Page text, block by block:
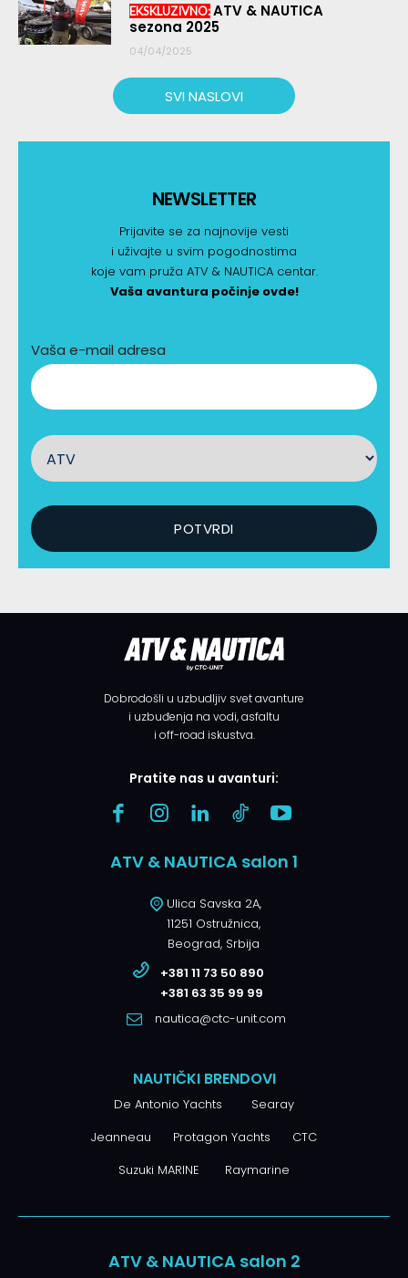
ATV & NAUTICA
sezona 2025
04/04/2025
SVI NASLOVI
NEWSLETTER
Prijavite se za najnovije vesti
i uživajte u svim pogodnostima
koje vam pruža ATV & NAUTICA centar.
Vaša avantura počinje ovde!
Vaša e-mail adresa
Dobrodošli u uzbudljiv svet avanture
i uzbuđenja na vodi, asfaltu
i off-road iskustva.
Pratite nas u avanturi:
ATV & NAUTICA salon 1
Ulica Savska 2A,
11251 Ostružnica,
Beograd, Srbija
+381 11 73 50 890
+381 63 35 99 99
nautica@ctc-unit.com
NAUTIČKI BRENDOVI
De Antonio Yachts
Searay
Jeanneau Protagon Yachts
CTC
Suzuki MARINE Raymarine
ATV & NAUTICA salon 2